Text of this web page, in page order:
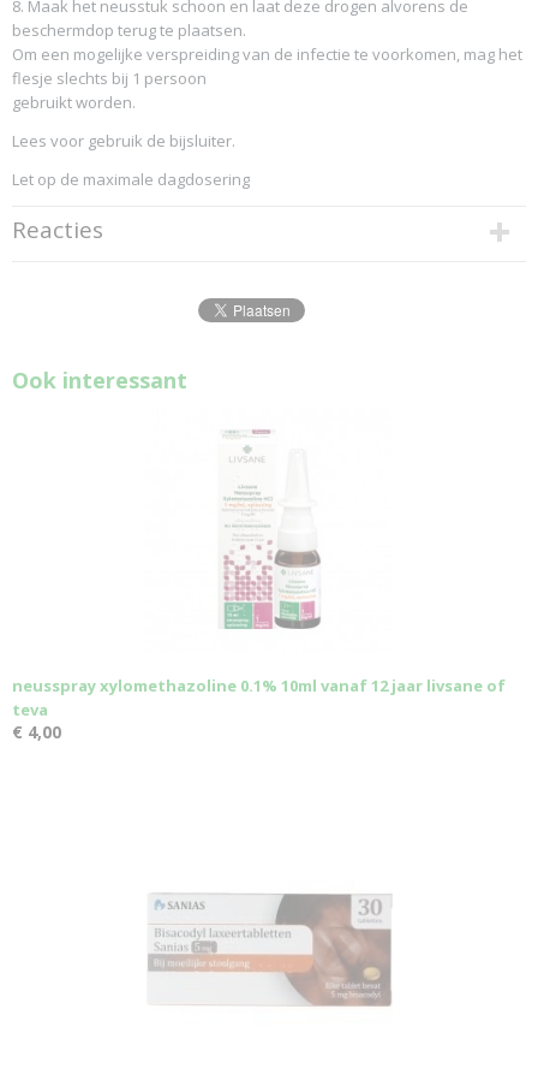
8. Maak het neusstuk schoon en laat deze drogen alvorens de
beschermdop terug te plaatsen.
Om een mogelijke verspreiding van de infectie te voorkomen, mag het
flesje slechts bij 1 persoon
gebruikt worden.
Lees voor gebruik de bijsluiter.
Let op de maximale dagdosering
Reacties
Ook interessant
neusspray xylomethazoline 0.1% 10ml vanaf 12 jaar livsane of
teva
€ 4,00